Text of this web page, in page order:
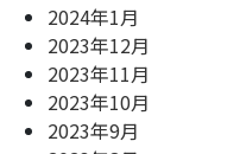
2024年1月
2023年12月
2023年11月
2023年10月
2023年9月